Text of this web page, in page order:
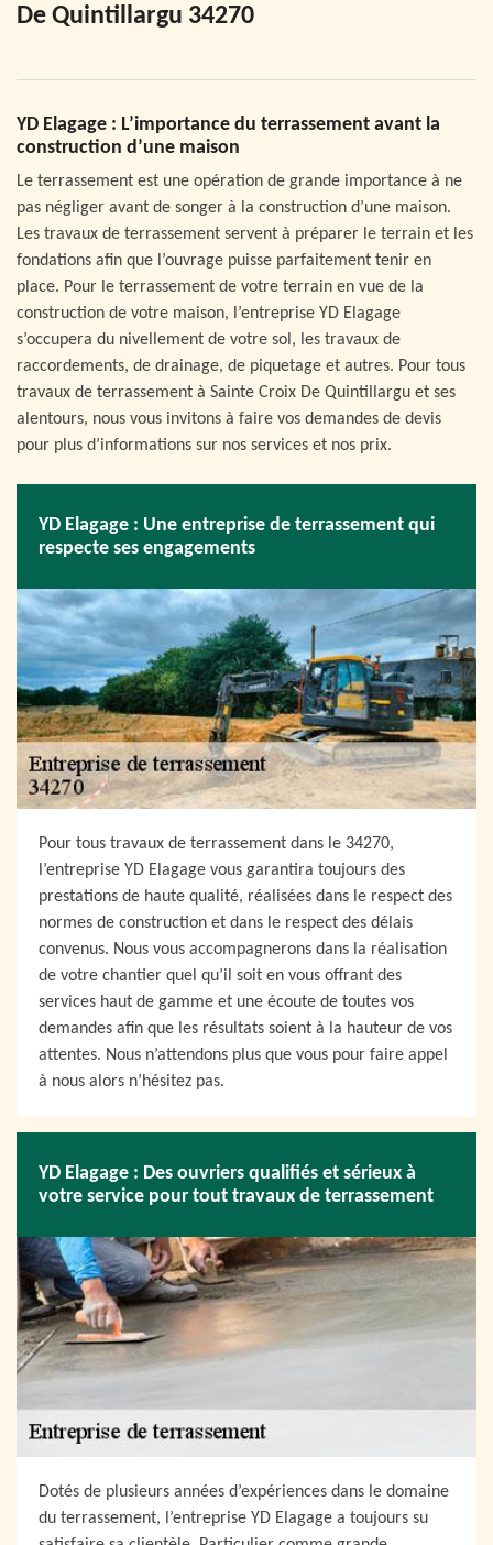
De Quintillargu 34270
YD Elagage : L’importance du terrassement avant la
construction d’une maison
Le terrassement est une opération de grande importance à ne
pas négliger avant de songer à la construction d’une maison.
Les travaux de terrassement servent à préparer le terrain et les
fondations afin que l’ouvrage puisse parfaitement tenir en
place. Pour le terrassement de votre terrain en vue de la
construction de votre maison, l’entreprise YD Elagage
s’occupera du nivellement de votre sol, les travaux de
raccordements, de drainage, de piquetage et autres. Pour tous
travaux de terrassement à Sainte Croix De Quintillargu et ses
alentours, nous vous invitons à faire vos demandes de devis
pour plus d’informations sur nos services et nos prix.
YD Elagage : Une entreprise de terrassement qui
respecte ses engagements
Pour tous travaux de terrassement dans le 34270,
l’entreprise YD Elagage vous garantira toujours des
prestations de haute qualité, réalisées dans le respect des
normes de construction et dans le respect des délais
convenus. Nous vous accompagnerons dans la réalisation
de votre chantier quel qu’il soit en vous offrant des
services haut de gamme et une écoute de toutes vos
demandes afin que les résultats soient à la hauteur de vos
attentes. Nous n’attendons plus que vous pour faire appel
à nous alors n’hésitez pas.
YD Elagage : Des ouvriers qualifiés et sérieux à
votre service pour tout travaux de terrassement
Dotés de plusieurs années d’expériences dans le domaine
du terrassement, l’entreprise YD Elagage a toujours su